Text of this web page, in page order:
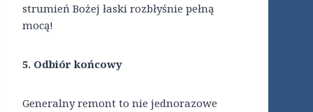
strumień Bożej łaski rozbłyśnie pełną
mocą!
5. Odbiór końcowy
Generalny remont to nie jednorazowe